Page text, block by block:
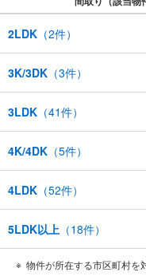
2LDK （2件）
3K/3DK （3件）
3LDK （41件）
4K/4DK （5件）
4LDK （52件）
5LDK以上 （18件）
物件が所在する市区町村を